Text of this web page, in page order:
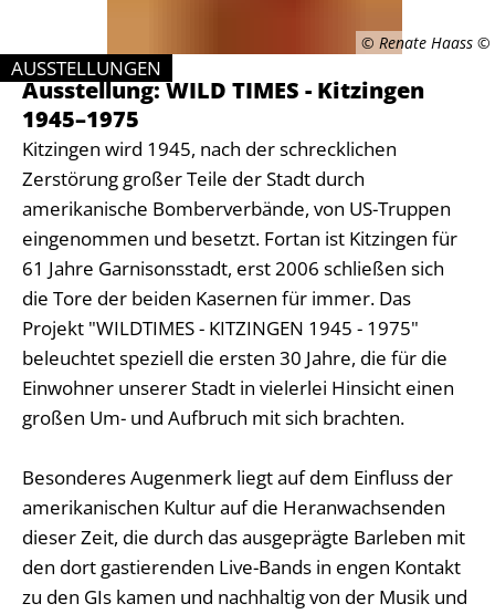
© Renate Haass
AUSSTELLUNGEN
KATEGORIE: AUSSTELLUNGEN
Ausstellung: WILD TIMES - Kitzingen
1945–1975
Kitzingen wird 1945, nach der schrecklichen
Zerstörung großer Teile der Stadt durch
amerikanische Bomberverbände, von US-Truppen
eingenommen und besetzt. Fortan ist Kitzingen für
61 Jahre Garnisonsstadt, erst 2006 schließen sich
die Tore der beiden Kasernen für immer. Das
Projekt "WILDTIMES - KITZINGEN 1945 - 1975"
beleuchtet speziell die ersten 30 Jahre, die für die
Einwohner unserer Stadt in vielerlei Hinsicht einen
großen Um- und Aufbruch mit sich brachten.
Besonderes Augenmerk liegt auf dem Einfluss der
amerikanischen Kultur auf die Heranwachsenden
dieser Zeit, die durch das ausgeprägte Barleben mit
den dort gastierenden Live-Bands in engen Kontakt
zu den GIs kamen und nachhaltig von der Musik und